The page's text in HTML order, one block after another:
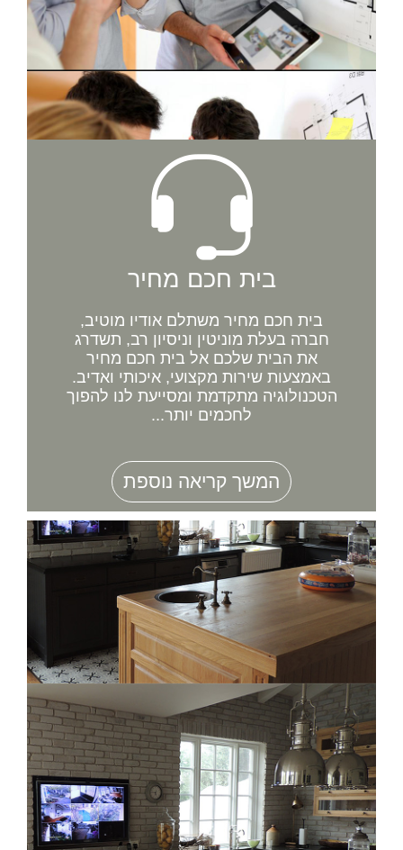
בית חכם מחיר
בית חכם מחיר משתלם אודיו מוטיב,
חברה בעלת מוניטין וניסיון רב, תשדרג
את הבית שלכם אל בית חכם מחיר
באמצעות שירות מקצועי, איכותי ואדיב.
הטכנולוגיה מתקדמת ומסייעת לנו להפוך
לחכמים יותר...
המשך קריאה נוספת